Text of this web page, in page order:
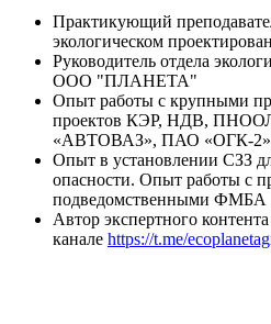
Практикующий
экологическом
Руководитель отдела
ООО "ПЛАНЕТА"
Опыт работы с крупными
проектов КЭР, НДВ,
«АВТОВАЗ», ПАО «ОГК-
Опыт в установлении СЗЗ
опасности. Опыт работы с
подведомственными ФМБА
Автор экспертного
канале https://t.me/